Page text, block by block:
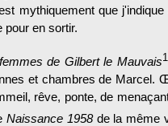
mythiquement que
pour en sortir.
de Gilbert le Mauvais1
et chambres de Marcel.
rêve, ponte, de
Naissance 1958de la même